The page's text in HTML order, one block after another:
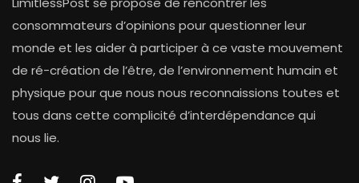
consommateurs d’opinions pour questionner leur
monde et les aider à participer à ce vaste mouvement
de ré-création de l’être, de l’environnement humain et
physique pour que nous nous reconnaissions toutes et
tous dans cette complicité d’interdépendance qui
nous lie.